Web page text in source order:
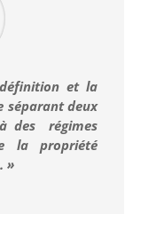
et la
séparant deux
des régimes
la propriété
»